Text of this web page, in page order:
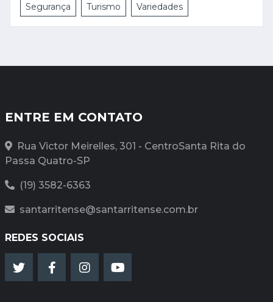
Segurança Turismo Variedades
ENTRE EM CONTATO
Rua Victor Meirelles, 301 - CentroSanta Rita do
Passa Quatro-SP
(19) 3582-6363
santarritense@santarritense.com.br
REDES SOCIAIS